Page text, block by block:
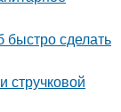
быстро сделать
стручковой